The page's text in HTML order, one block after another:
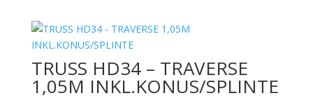
TRUSS HD34 – TRAVERSE
1,05M INKL.KONUS/SPLINTE